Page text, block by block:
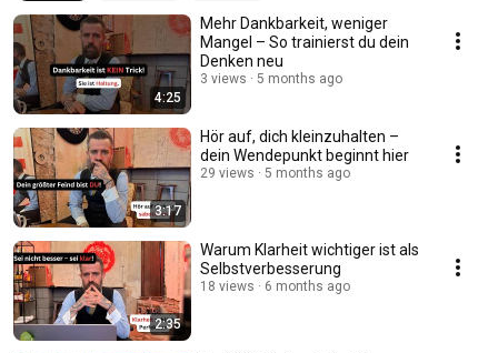
4:25
Mehr Dankbarkeit, weniger
Mangel – So trainierst du dein
Denken neu
3 views 5 months ago
3:17
Hör auf, dich kleinzuhalten –
dein Wendepunkt beginnt hier
29 views 5 months ago
2:35
Warum Klarheit wichtiger ist als
Selbstverbesserung
18 views 6 months ago